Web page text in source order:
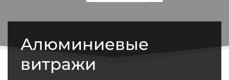
Алюминиевые
витражи